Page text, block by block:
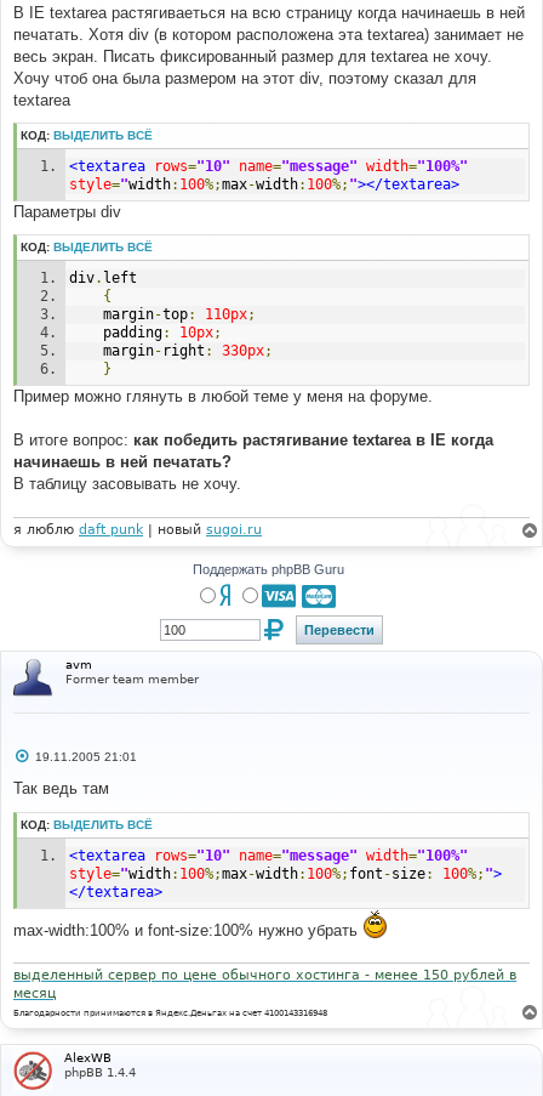
е
н
и
е
В IE textarea растягиваеться на всю страницу когда начинаешь в ней
печатать. Хотя div (в котором расположена эта textarea) занимает не
весь экран. Писать фиксированный размер для textarea не хочу.
Хочу чтоб она была размером на этот div, поэтому сказал для
textarea
КОД: ВЫДЕЛИТЬ ВСЁ
<textarea rows="10" name="message" width="100%"
style="width: 100%;max-width: 100%; "></textarea>
Параметры div
КОД: ВЫДЕЛИТЬ ВСЁ
div. left
{
	margin
-top: 110px;
	padding
: 10px;
	margin
- right : 330px;
}
Пример можно глянуть в любой теме у меня на форуме.
В итоге вопрос: как победить растягивание textarea в IE когда
начинаешь в ней печатать?
В таблицу засовывать не хочу.
я люблю daft punk | новый sugoi.ru
Поддержать phpBB Guru
avm
Former team member
С
о
щ
е
19.11.2005 21:01
Так ведь там
КОД: ВЫДЕЛИТЬ ВСЁ
<textarea rows="10" name="message" width="100%"
style="width: 100%;max-width: 100%; font -size: 100%; ">
</textarea>
max-width:100% и font-size:100% нужно убрать
выделенный сервер по цене обычного хостинга - менее 150 рублей в
месяц
Благодарности принимаются в Яндекс.Деньгах на счет 4100143316948
AlexWB
phpBB 1.4.4